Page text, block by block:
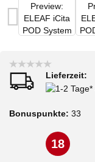
Lieferzeit:
Bonuspunkte: 33
18